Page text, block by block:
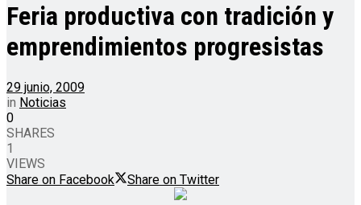
Feria productiva con tradición y
emprendimientos progresistas
29 junio, 2009
in Noticias
0
SHARES
1
VIEWS
Share on Facebook
Share on Twitter